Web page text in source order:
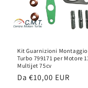
Kit Guarnizioni Montaggio
Turbo 799171 per Motore
Multijet 75cv
Prezzo
Da €10,00 EUR